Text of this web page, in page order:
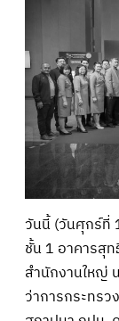
วันนี้ (วันศุกร์ที่
ชั้น 1 อาคารสุ
สำนักงานใหญ่
ว่าการกระทร